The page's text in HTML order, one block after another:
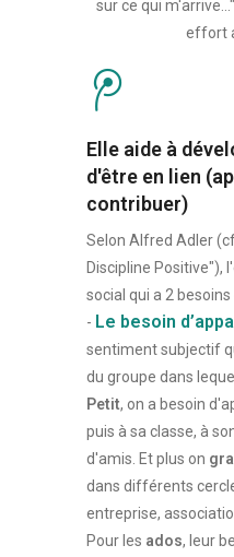
sur ce qui
effort
Elle aide à
d'être en lien
contribuer)
Selon Alfred Adler
Discipline Positive"),
social qui a 2
- Le besoin
sentiment subjectif
du groupe dans
Petit, on a besoin
puis à sa classe, à
d'amis. Et plus on
dans différents
entreprise,
Pour les ados, leur